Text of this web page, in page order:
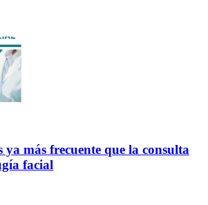
ya más frecuente que la consulta
facial